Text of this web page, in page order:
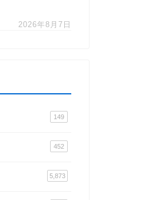
2026年8月7日
149
452
5,873